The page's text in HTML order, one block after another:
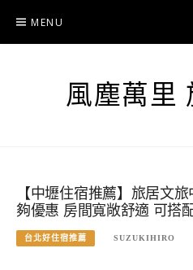
content
MENU
風塵萬里
【中壢住宿推薦】旅居文
夠優惠 房間寬敞舒適 可搭
台北好住宿推薦 SUZUKIHIRO